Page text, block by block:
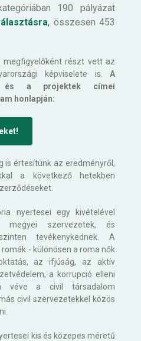
190 pályázat
, összesen 453
megfigyelőként részt vett az
képviselete is. A
és a projektek címei
honlapján:
is értesítünk az eredményről,
a következő hetekben
nyertesei egy kivételével
megyei szervezetek, és
tevékenykednek. A
- különösen a roma nők
az ifjúság, az aktív
a korrupció elleni
véve a civil társadalom
civil szervezetekkel közös
kis és közepes méretű